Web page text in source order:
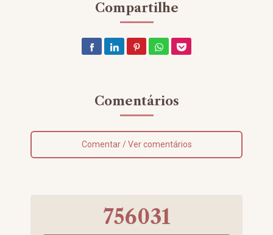
756031
Compartilhe
Comentários
Comentar / Ver comentários